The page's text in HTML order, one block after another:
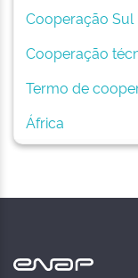
Cooperação Sul
Cooperação
Termo de
África